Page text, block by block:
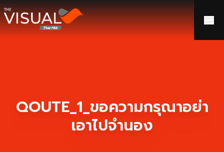
ข้ามไปยังเนื้อหา
QOUTE_1_ขอความกรุณาอย่า
เอาไปจำนอง